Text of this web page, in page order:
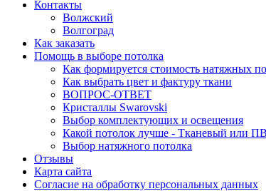
Контакты
Волжский
Волгоград
Как заказать
Помощь в выборе потолка
Как формируется стоимость натяжных
Как выбрать цвет и фактуру ткани
ВОПРОС-ОТВЕТ
Кристаллы Swarovski
Выбор комплектующих и освещения
Какой потолок лучше - Тканевый или
Выбор натяжного потолка
Отзывы
Карта сайта
Согласие на обработку персональных данных